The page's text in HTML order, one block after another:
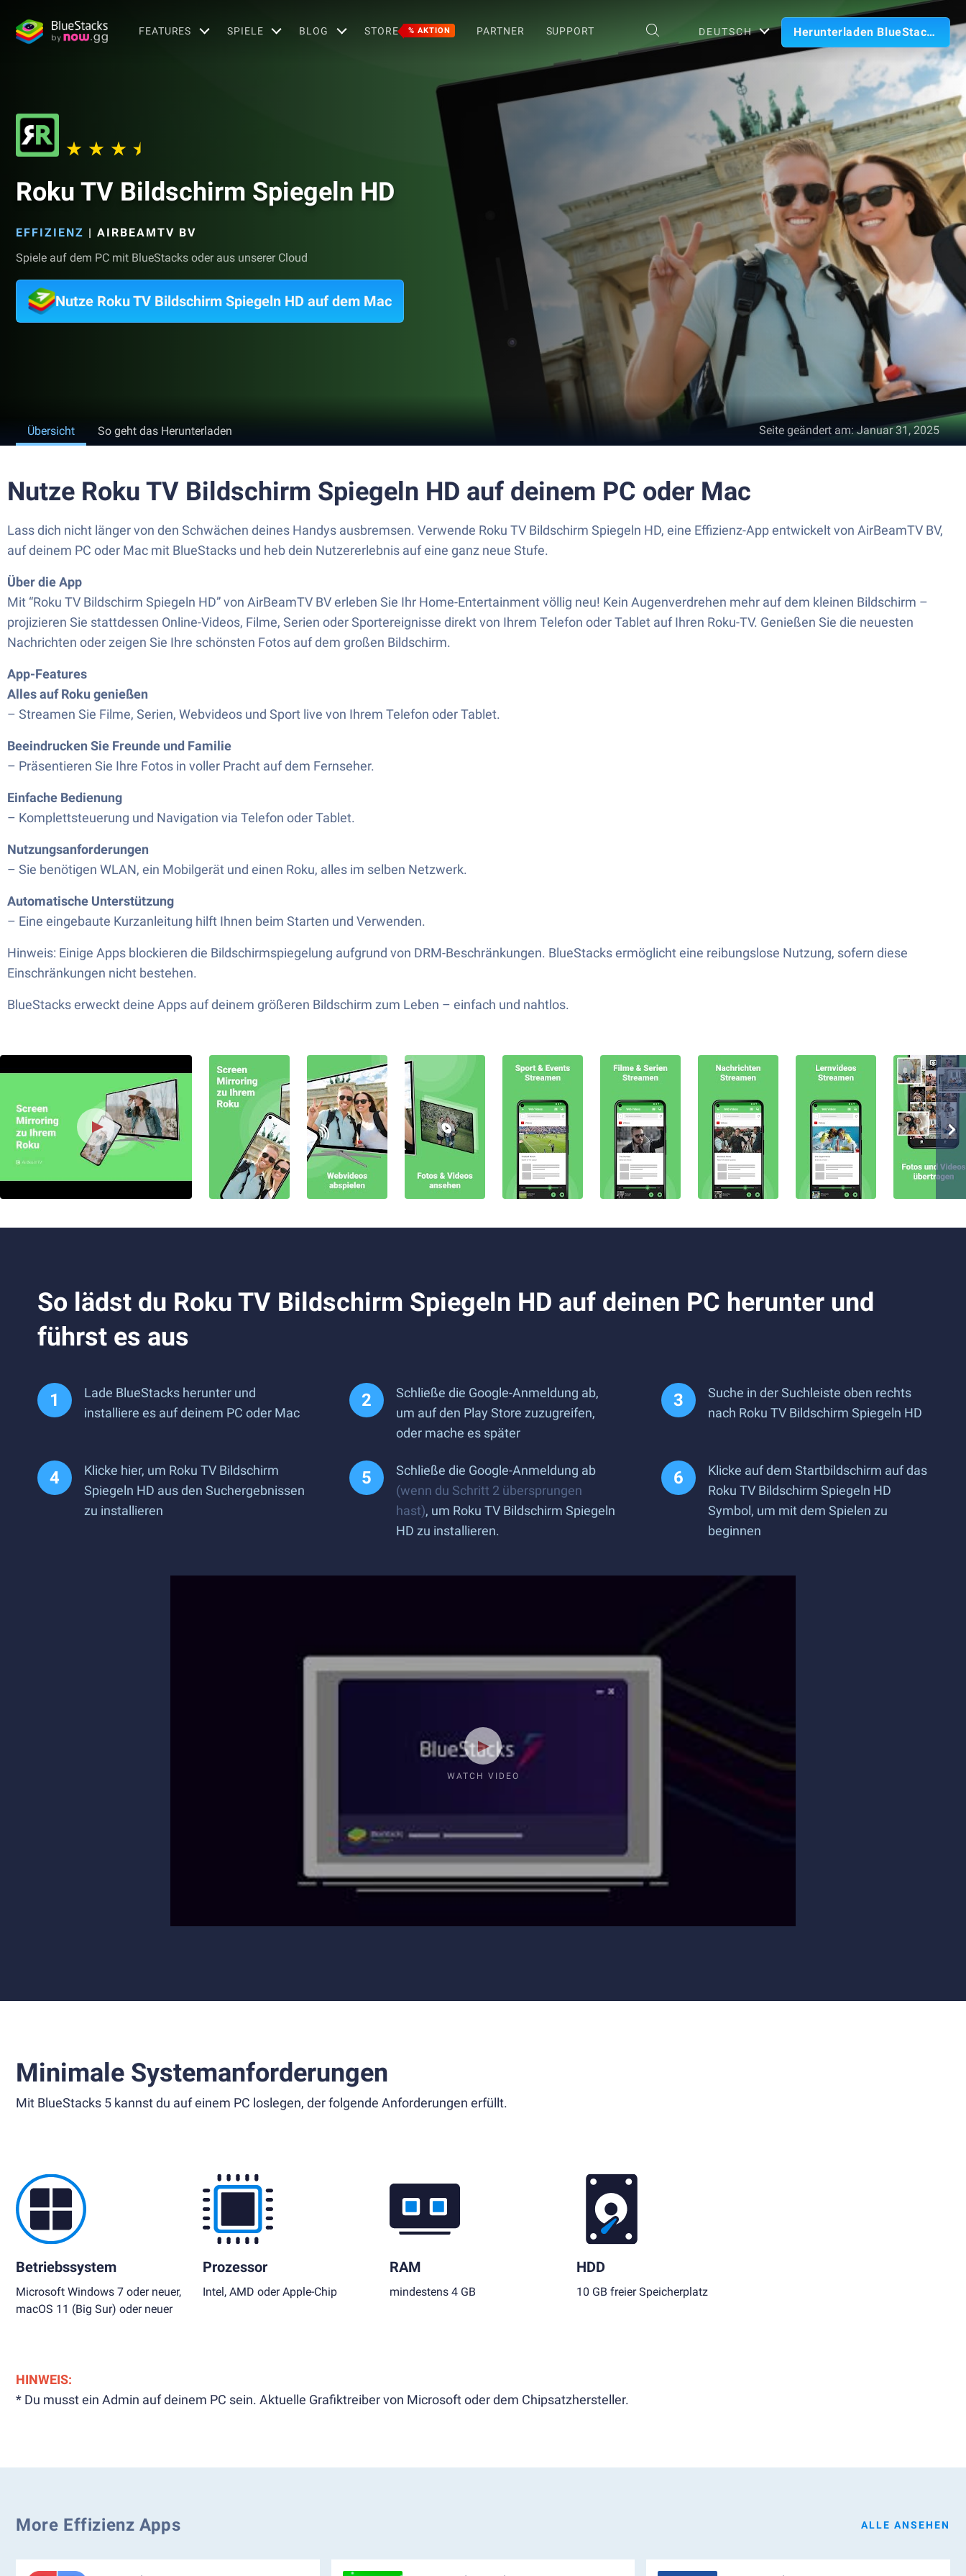
FEATURES SPIELE BLOG STORE % AKTION PARTNER SUPPORT DEUTSCH Herunterladen BlueStacks
Roku TV Bildschirm Spiegeln HD
EFFIZIENZ | AIRBEAMTV BV
Spiele auf dem PC mit BlueStacks oder aus unserer Cloud
Nutze Roku TV Bildschirm Spiegeln HD auf dem Mac
Übersicht So geht das Herunterladen Seite geändert am:Januar 31, 2025
Nutze Roku TV Bildschirm Spiegeln HD auf deinem PC oder Mac
Lass dich nicht länger von den Schwächen deines Handys ausbremsen. Verwende Roku TV Bildschirm Spiegeln HD, eine Effizienz-App entwickelt von AirBeamTV BV,
auf deinem PC oder Mac mit BlueStacks und heb dein Nutzererlebnis auf eine ganz neue Stufe.
Über die App
Mit “Roku TV Bildschirm Spiegeln HD” von AirBeamTV BV erleben Sie Ihr Home-Entertainment völlig neu! Kein Augenverdrehen mehr auf dem kleinen Bildschirm –
projizieren Sie stattdessen Online-Videos, Filme, Serien oder Sportereignisse direkt von Ihrem Telefon oder Tablet auf Ihren Roku-TV. Genießen Sie die neuesten
Nachrichten oder zeigen Sie Ihre schönsten Fotos auf dem großen Bildschirm.
App-Features
Alles auf Roku genießen
– Streamen Sie Filme, Serien, Webvideos und Sport live von Ihrem Telefon oder Tablet.
Beeindrucken Sie Freunde und Familie
– Präsentieren Sie Ihre Fotos in voller Pracht auf dem Fernseher.
Einfache Bedienung
– Komplettsteuerung und Navigation via Telefon oder Tablet.
Nutzungsanforderungen
– Sie benötigen WLAN, ein Mobilgerät und einen Roku, alles im selben Netzwerk.
Automatische Unterstützung
– Eine eingebaute Kurzanleitung hilft Ihnen beim Starten und Verwenden.
Hinweis: Einige Apps blockieren die Bildschirmspiegelung aufgrund von DRM-Beschränkungen. BlueStacks ermöglicht eine reibungslose Nutzung, sofern diese
Einschränkungen nicht bestehen.
BlueStacks erweckt deine Apps auf deinem größeren Bildschirm zum Leben – einfach und nahtlos.
So lädst du Roku TV Bildschirm Spiegeln HD auf deinen PC herunter und
führst es aus
Lade BlueStacks herunter und
installiere es auf deinem PC oder Mac
Schließe die Google-Anmeldung ab,
um auf den Play Store zuzugreifen,
oder mache es später
Suche in der Suchleiste oben rechts
nach Roku TV Bildschirm Spiegeln HD
Klicke hier, um Roku TV Bildschirm
Spiegeln HD aus den Suchergebnissen
zu installieren
Schließe die Google-Anmeldung ab
(wenn du Schritt 2 übersprungen
hast), um Roku TV Bildschirm Spiegeln
HD zu installieren.
Klicke auf dem Startbildschirm auf das
Roku TV Bildschirm Spiegeln HD
Symbol, um mit dem Spielen zu
beginnen
WATCH VIDEO
Minimale Systemanforderungen
Mit BlueStacks 5 kannst du auf einem PC loslegen, der folgende Anforderungen erfüllt.
Betriebssystem
Microsoft Windows 7 oder neuer,
macOS 11 (Big Sur) oder neuer
Prozessor
Intel, AMD oder Apple-Chip
RAM
mindestens 4 GB
HDD
10 GB freier Speicherplatz
HINWEIS:
* Du musst ein Admin auf deinem PC sein. Aktuelle Grafiktreiber von Microsoft oder dem Chipsatzhersteller.
More Effizienz Apps ALLE ANSEHEN